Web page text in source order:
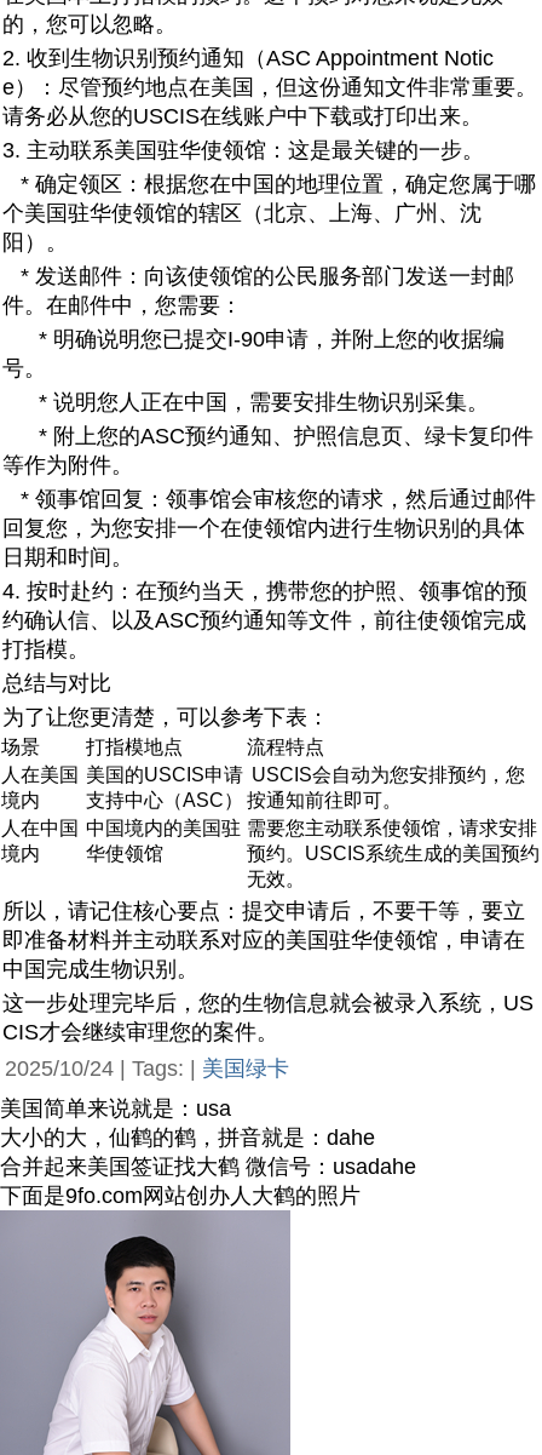
的，您可以忽略。
2. 收到生物识别预约通知（ASC Appointment Notic
e）：尽管预约地点在美国，但这份通知文件非常重要。
请务必从您的USCIS在线账户中下载或打印出来。
3. 主动联系美国驻华使领馆：这是最关键的一步。
* 确定领区：根据您在中国的地理位置，确定您属于哪
个美国驻华使领馆的辖区（北京、上海、广州、沈
阳）。
* 发送邮件：向该使领馆的公民服务部门发送一封邮
件。在邮件中，您需要：
* 明确说明您已提交I-90申请，并附上您的收据编
号。
* 说明您人正在中国，需要安排生物识别采集。
* 附上您的ASC预约通知、护照信息页、绿卡复印件
等作为附件。
* 领事馆回复：领事馆会审核您的请求，然后通过邮件
回复您，为您安排一个在使领馆内进行生物识别的具体
日期和时间。
4. 按时赴约：在预约当天，携带您的护照、领事馆的预
约确认信、以及ASC预约通知等文件，前往使领馆完成
打指模。
总结与对比
为了让您更清楚，可以参考下表：
场景 打指模地点
流程特点
人在美国
境内
美国的USCIS申请
支持中心（ASC）
USCIS会自动为您安排预约，您
按通知前往即可。
人在中国
境内
中国境内的美国驻
华使领馆
需要您主动联系使领馆，请求安排
预约。USCIS系统生成的美国预约
无效。
所以，请记住核心要点：提交申请后，不要干等，要立
即准备材料并主动联系对应的美国驻华使领馆，申请在
中国完成生物识别。
这一步处理完毕后，您的生物信息就会被录入系统，US
CIS才会继续审理您的案件。
2025/10/24 | Tags: | 美国绿卡
美国简单来说就是：usa
大小的大，仙鹤的鹤，拼音就是：dahe
合并起来美国签证找大鹤 微信号：usadahe
下面是9fo.com网站创办人大鹤的照片